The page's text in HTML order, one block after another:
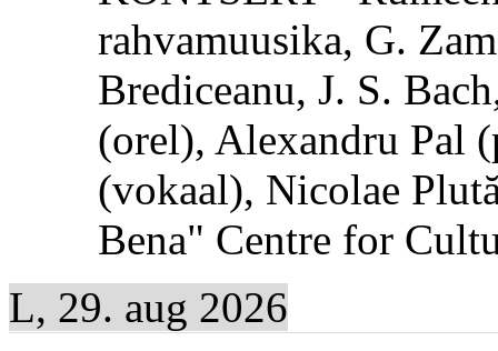
rahvamuusika, G.
Brediceanu, J. S.
(orel), Alexandru Pal
(vokaal), Nicolae
Bena" Centre for
L, 29. aug 2026